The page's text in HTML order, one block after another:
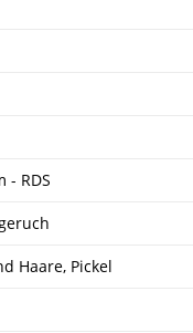
- RDS
Haare, Pickel